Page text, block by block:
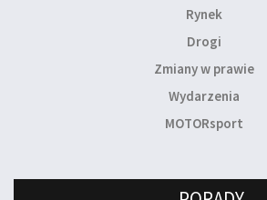
Rynek
Drogi
Zmiany w prawie
Wydarzenia
MOTORsport